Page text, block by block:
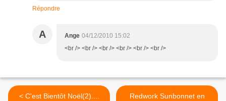
Répondre
A Ange 04/12/2010 15:02
<br /> <br /> <br /> <br /> <br /> <br />
< C'est Bientôt Noël(2)....
Redwork Sunbonnet en